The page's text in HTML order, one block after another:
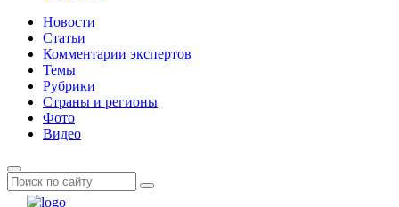
Новости
Статьи
Комментарии экспертов
Темы
Рубрики
Страны и регионы
Фото
Видео